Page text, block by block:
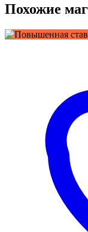
Похожие